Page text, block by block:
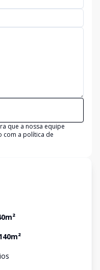
que a nossa equipe
com a política de
m²
m²
s